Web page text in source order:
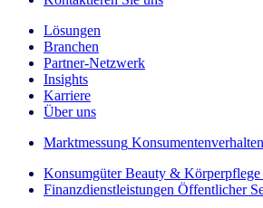
Lösungen
Branchen
Partner-Netzwerk
Insights
Karriere
Über uns
Marktmessung
Konsumgüter Beauty & Körperpflege
Finanzdienstleistungen Öffentlicher